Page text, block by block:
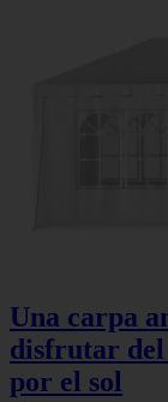
Una carpa
disfrutar
por el sol